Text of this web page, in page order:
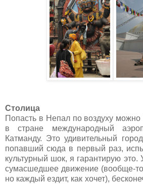
Столица
Попасть в Непал по воздуху можно
в стране международный
Катманду. Это удивительный
попавший сюда в первый раз,
культурный шок, я гарантирую это.
сумасшедшее движение (вообще-
но каждый ездит, как хочет),